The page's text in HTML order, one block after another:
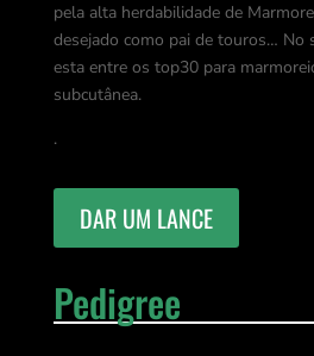
pela alta herdabilidade de
desejado como pai de touros… No
esta entre os top30 para
subcutânea.
.
DAR UM LANCE
Pedigree